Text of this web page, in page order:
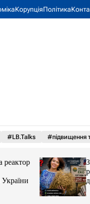
КорупціяПолітика
#LB.Talks #підвищення
ЗМІ
та